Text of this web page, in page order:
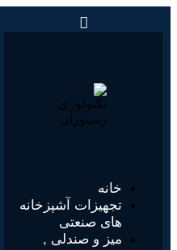
خانه
تجهیزات آشپزخانه
های صنعتی
میز و صندلی ,